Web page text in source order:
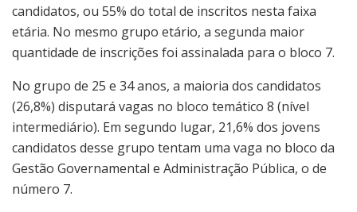
candidatos, ou 55% do total de inscritos nesta faixa
etária. No mesmo grupo etário, a segunda maior
quantidade de inscrições foi assinalada para o bloco 7.
No grupo de 25 e 34 anos, a maioria dos candidatos
(26,8%) disputará vagas no bloco temático 8 (nível
intermediário). Em segundo lugar, 21,6% dos jovens
candidatos desse grupo tentam uma vaga no bloco da
Gestão Governamental e Administração Pública, o de
número 7.